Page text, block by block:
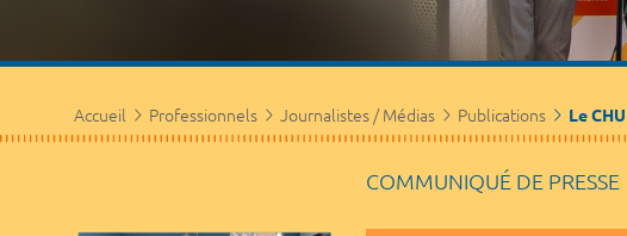
Accueil Professionnels Journalistes / Médias Publications Le
COMMUNIQUÉ DE PRESSE